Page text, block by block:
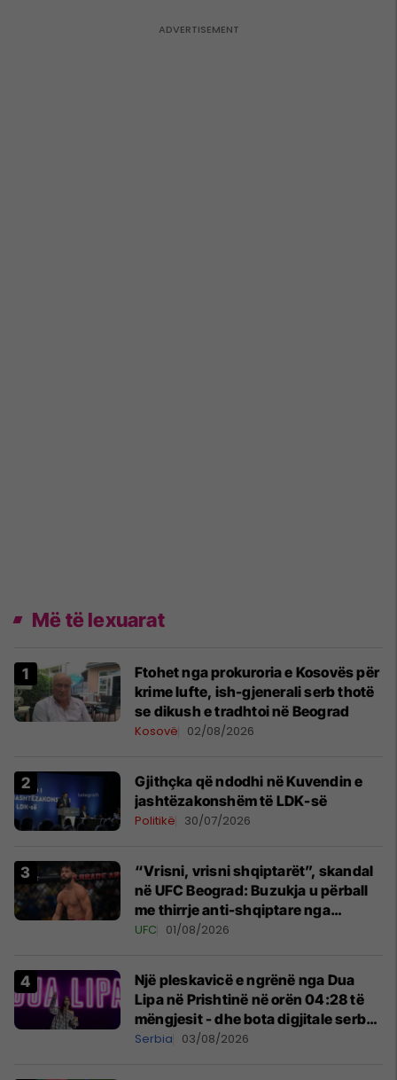
Më të lexuarat
Ftohet nga prokuroria e Kosovës për
krime lufte, ish-gjenerali serb thotë
se dikush e tradhtoi në Beograd
Kosovë 02/08/2026
Gjithçka që ndodhi në Kuvendin e
jashtëzakonshëm të LDK-së
Politikë 30/07/2026
“Vrisni, vrisni shqiptarët”, skandal
në UFC Beograd: Buzukja u përball
me thirrje anti-shqiptare nga
tribunat
UFC 01/08/2026
Një pleskavicë e ngrënë nga Dua
Lipa në Prishtinë në orën 04:28 të
mëngjesit - dhe bota digjitale serbe
shpall gjendjen e luftës
Serbia 03/08/2026